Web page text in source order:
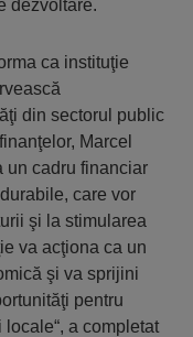
dezvoltare.
ca instituţie
din sectorul public
Marcel
un cadru financiar
care vor
şi la stimularea
va acţiona ca un
şi va sprijini
pentru
a completat